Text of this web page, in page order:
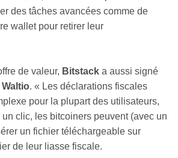
des tâches avancées comme de
wallet pour retirer leur
de valeur, Bitstack a aussi signé
Waltio. « Les déclarations fiscales
pour la plupart des utilisateurs,
clic, les bitcoiners peuvent (avec un
un fichier téléchargeable sur
de leur liasse fiscale.